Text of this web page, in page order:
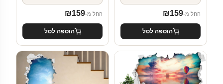
החל מ- ₪159
הוספה לסל
החל מ- ₪159
הוספה לסל